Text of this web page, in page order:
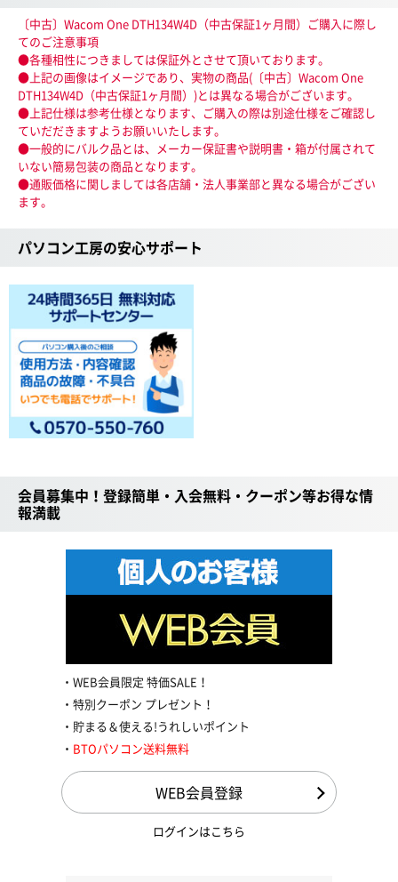
〔中古〕Wacom One DTH134W4D（中古保証1ヶ月間）ご購入に際し
てのご注意事項
●各種相性につきましては保証外とさせて頂いております。
●上記の画像はイメージであり、実物の商品(〔中古〕Wacom One
DTH134W4D（中古保証1ヶ月間）)とは異なる場合がございます。
●上記仕様は参考仕様となります、ご購入の際は別途仕様をご確認し
ていだだきますようお願いいたします。
●一般的にバルク品とは、メーカー保証書や説明書・箱が付属されて
いない簡易包装の商品となります。
●通販価格に関しましては各店舗・法人事業部と異なる場合がござい
ます。
パソコン工房の安心サポート
会員募集中！登録簡単・入会無料・クーポン等お得な情
報満載
WEB会員限定 特価SALE！
特別クーポン プレゼント！
貯まる＆使える!うれしいポイント
BTOパソコン送料無料
WEB会員登録
ログインはこちら